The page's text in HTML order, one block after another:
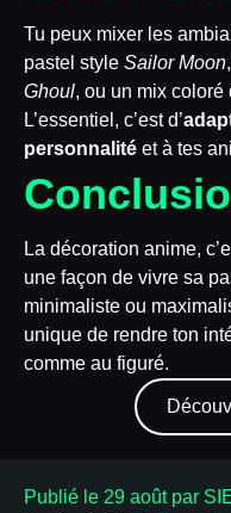
Tu peux mixer les
pastel style Sailor Moon
Ghoul, ou un mix
L’essentiel, c’est d’
personnalité et à tes
La décoration anime,
une façon de vivre sa
minimaliste ou
unique de rendre ton
comme au figuré.
Publié le 29 août par